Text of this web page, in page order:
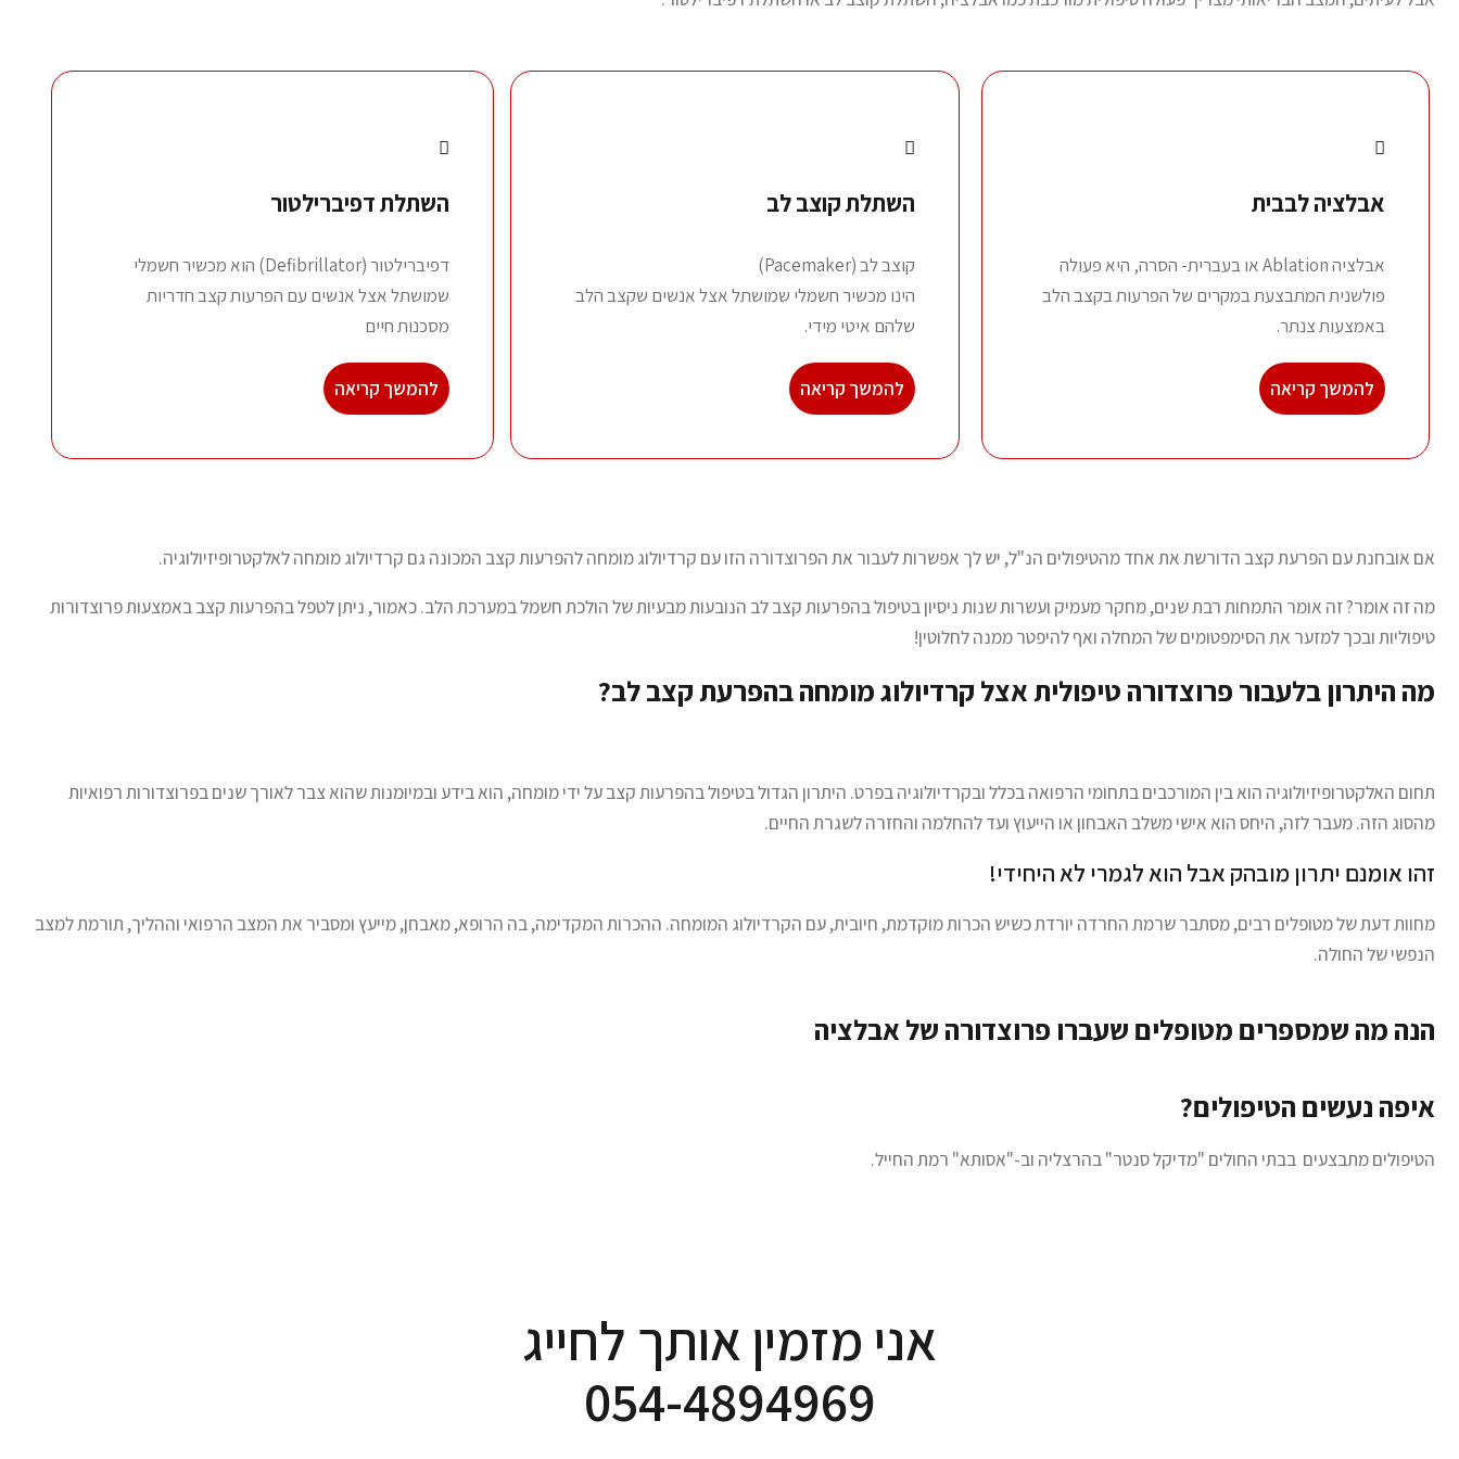
אבלציה לבבית
אבלציה Ablation או בעברית- הסרה, היא פעולה
פולשנית המתבצעת במקרים של הפרעות בקצב הלב
באמצעות צנתר.
להמשך קריאה
השתלת קוצב לב
קוצב לב (Pacemaker)
הינו מכשיר חשמלי שמושתל אצל אנשים שקצב הלב
שלהם איטי מידי.
להמשך קריאה
השתלת דפיברילטור
דפיברילטור (Defibrillator) הוא מכשיר חשמלי
שמושתל אצל אנשים עם הפרעות קצב חדריות
מסכנות חיים
להמשך קריאה
אם אובחנת עם הפרעת קצב הדורשת את אחד מהטיפולים הנ"ל, יש לך אפשרות לעבור את הפרוצדורה הזו עם קרדיולוג מומחה להפרעות קצב המכונה גם קרדיולוג מומחה לאלקטרופיזיולוגיה.
מה זה אומר? זה אומר התמחות רבת שנים, מחקר מעמיק ועשרות שנות ניסיון בטיפול בהפרעות קצב לב הנובעות מבעיות של הולכת חשמל במערכת הלב. כאמור, ניתן לטפל בהפרעות קצב באמצעות פרוצדורות
טיפוליות ובכך למזער את הסימפטומים של המחלה ואף להיפטר ממנה לחלוטין!
מה היתרון בלעבור פרוצדורה טיפולית אצל קרדיולוג מומחה בהפרעת קצב לב?
תחום האלקטרופיזיולוגיה הוא בין המורכבים בתחומי הרפואה בכלל ובקרדיולוגיה בפרט. היתרון הגדול בטיפול בהפרעות קצב על ידי מומחה, הוא בידע ובמיומנות שהוא צבר לאורך שנים בפרוצדורות רפואיות
מהסוג הזה. מעבר לזה, היחס הוא אישי משלב האבחון או הייעוץ ועד להחלמה והחזרה לשגרת החיים.
זהו אומנם יתרון מובהק אבל הוא לגמרי לא היחידי!
מחוות דעת של מטופלים רבים, מסתבר שרמת החרדה יורדת כשיש הכרות מוקדמת, חיובית, עם הקרדיולוג המומחה. ההכרות המקדימה, בה הרופא, מאבחן, מייעץ ומסביר את המצב הרפואי וההליך, תורמת למצב
הנפשי של החולה.
הנה מה שמספרים מטופלים שעברו פרוצדורה של אבלציה
איפה נעשים הטיפולים?
הטיפולים מתבצעים בבתי החולים "מדיקל סנטר" בהרצליה וב-"אסותא" רמת החייל.
אני מזמין אותך לחייג
054-4894969